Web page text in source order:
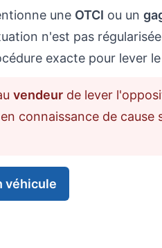
une OTCI ou un
n'est pas
exacte pour lever
vendeurde lever
connaissance de cause
véhicule